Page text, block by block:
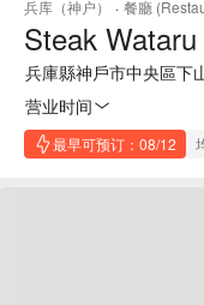
兵库（神户） · 餐廳
Steak
兵庫縣神戶市中央區下
营业时间
最早可预订：08/12